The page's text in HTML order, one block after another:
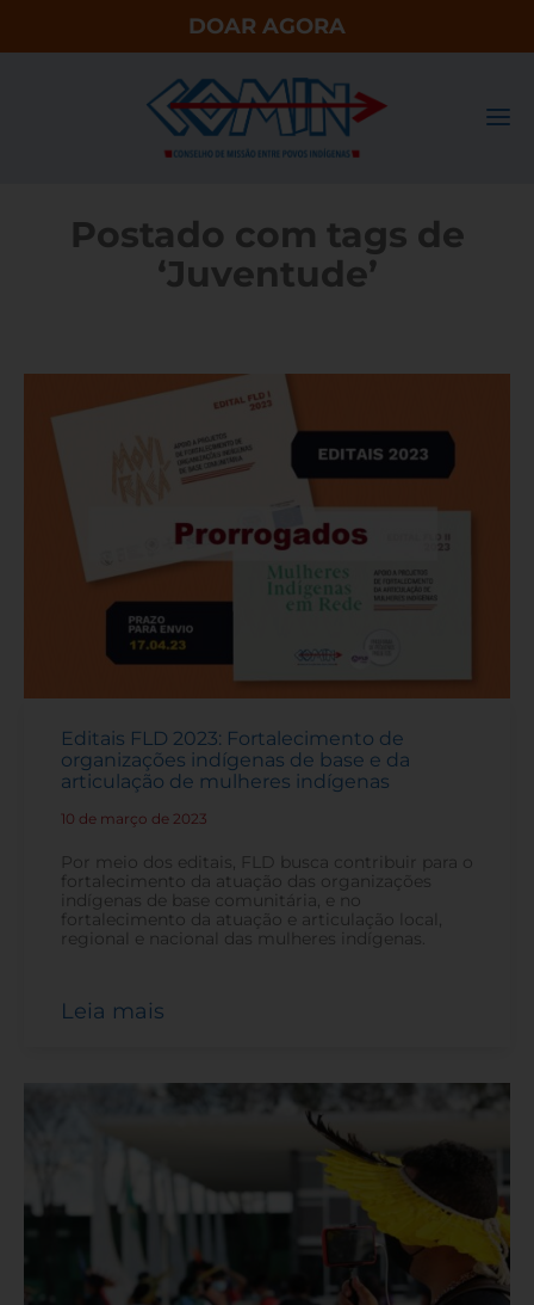
DOAR AGORA
Postado com tags de
‘Juventude’
Editais FLD 2023: Fortalecimento de
organizações indígenas de base e da
articulação de mulheres indígenas
10 de março de 2023
Por meio dos editais, FLD busca contribuir para o
fortalecimento da atuação das organizações
indígenas de base comunitária, e no
fortalecimento da atuação e articulação local,
regional e nacional das mulheres indígenas.
Leia mais